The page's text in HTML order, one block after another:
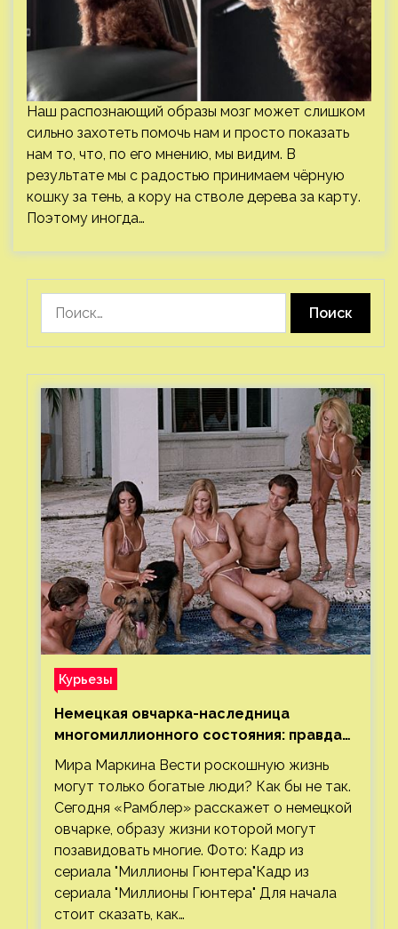
Наш распознающий образы мозг может слишком
сильно захотеть помочь нам и просто показать
нам то, что, по его мнению, мы видим. В
результате мы с радостью принимаем чёрную
кошку за тень, а кору на стволе дерева за карту.
Поэтому иногда…
Курьезы
Немецкая овчарка-наследница
многомиллионного состояния: правда
или миф
Мира Маркина Вести роскошную жизнь
могут только богатые люди? Как бы не так.
Сегодня «Рамблер» расскажет о немецкой
овчарке, образу жизни которой могут
позавидовать многие. Фото: Кадр из
сериала "Миллионы Гюнтера"Кадр из
сериала "Миллионы Гюнтера" Для начала
стоит сказать, как…